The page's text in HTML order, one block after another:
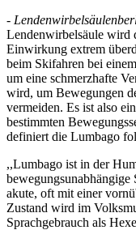
-
Lendenwirbelsäule wird
Einwirkung extrem
beim Skifahren bei
um eine schmerzhafte
wird, um Bewegungen
vermeiden. Es ist also
bestimmten
definiert die Lumbago
,,Lumbago ist in der
akute, oft mit einer
Zustand wird im
Sprachgebrauch als